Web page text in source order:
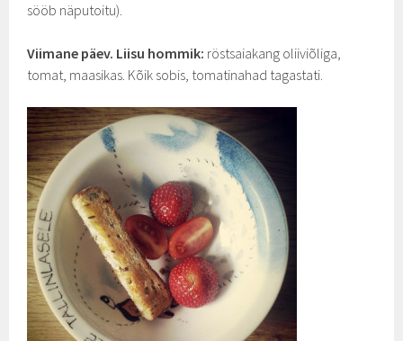
sööb näputoitu).
Viimane päev. Liisu hommik: röstsaiakang oliiviõliga,
tomat, maasikas. Kõik sobis, tomatinahad tagastati.